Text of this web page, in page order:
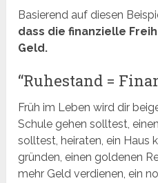
Basierend auf diesen
dass die finanzielle
Geld.
“Ruhestand =
Früh im Leben wird dir
Schule gehen solltest,
solltest, heiraten, ein Haus
gründen, einen goldenen
mehr Geld verdienen, ein